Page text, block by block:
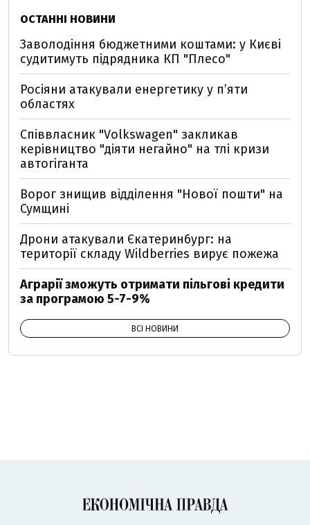
ОСТАННІ НОВИНИ
Заволодіння бюджетними коштами: у Києві
судитимуть підрядника КП "Плесо"
Росіяни атакували енергетику у пʼяти
областях
Співвласник "Volkswagen" закликав
керівництво "діяти негайно" на тлі кризи
автогіганта
Ворог знищив відділення "Нової пошти" на
Сумщині
Дрони атакували Єкатеринбург: на
території складу Wildberries вирує пожежа
Аграрії зможуть отримати пільгові кредити
за програмою 5-7-9%
ВСІ НОВИНИ